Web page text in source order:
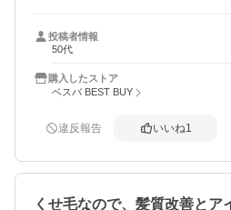
す。とても気に入ったので、これ
使いたいと思います。
この時期、髪の毛が膨張してまと
度使ってみてはいかがでしょうか
投稿者情報
50代
購入したストア
ベスバ BEST BUY
違反報告 いいね1
くせ毛なので、髪質改善と